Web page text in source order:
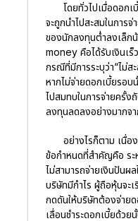
โดยทั่วไปเมื่อดอก
จะถูกนำไปสะสมในการ
ของนักลงทุนต่ำลงเล็
money คือได้รับเงินเร็
กรณีที่มีการระบุว่า“ไม่ส
หากไม่จ่ายดอกเบี้ยรอบ
ไปสมทบในการจ่ายครั้ง
ลงทุนลดลงอย่างมากจ
อย่างไรก็ตาม เนื่อ
ข้อกำหนดที่สำคัญคือ ระ
ไม่สามารถจ่ายเงินปันผ
บริษัทมีกำไร ผู้ถือหุ้นจะ
กดดันให้บริษัทต้องจ่าย
เลื่อนชำระดอกเบี้ยด้วย